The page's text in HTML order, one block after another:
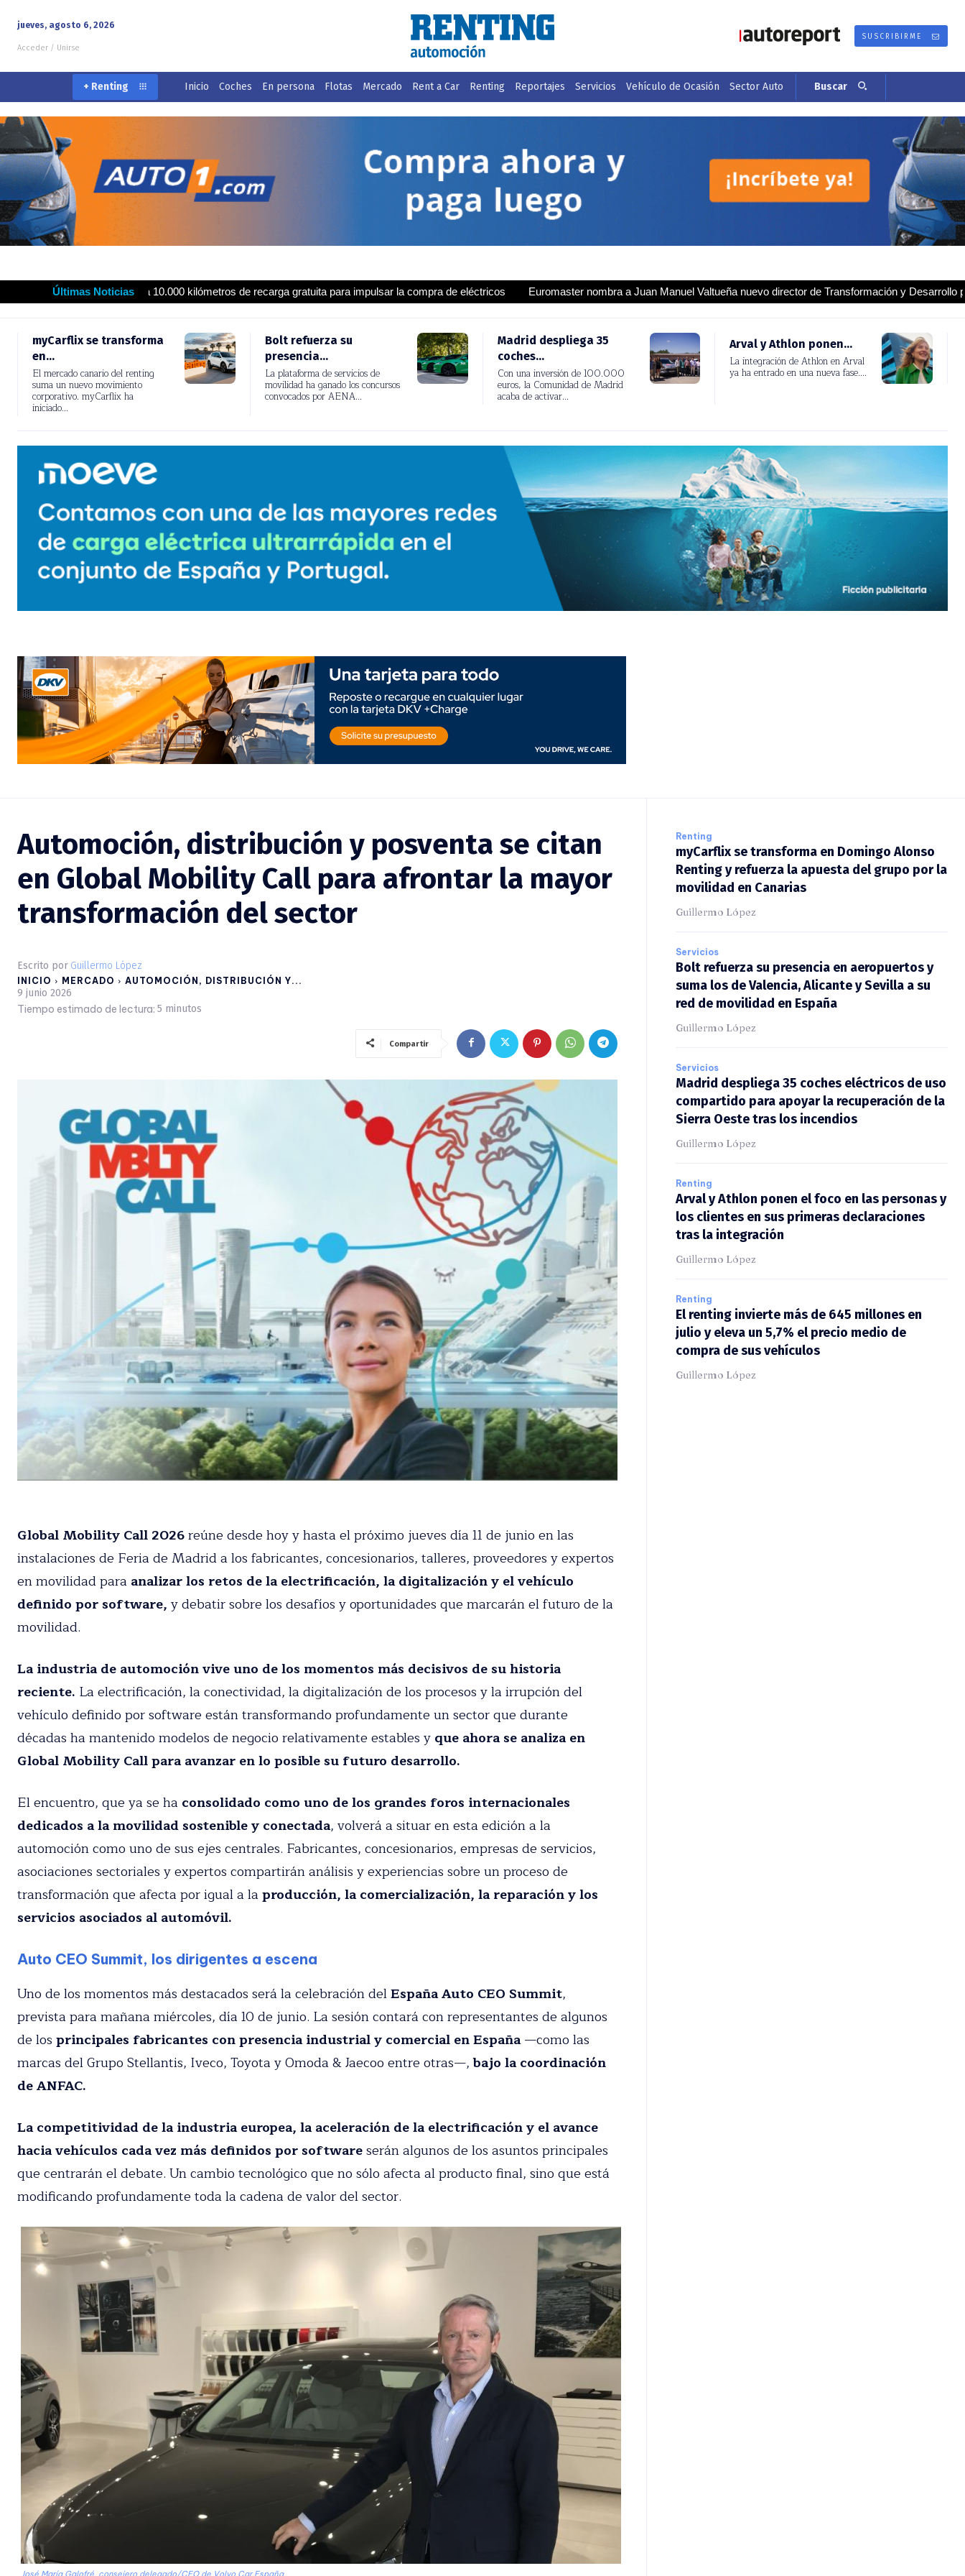
jueves, agosto 6, 2026
Acceder / Unirse
SUSCRIBIRME
+ Renting Inicio Coches En persona Flotas Mercado Rent a Car Renting Reportajes Servicios Vehículo de Ocasión Sector Auto Buscar
Últimas Noticias
ofrecen hasta 10.000 kilómetros de recarga gratuita para impulsar la compra de eléctricos Euromaster nombra a Juan Manuel Valtueña nuevo director de Transformación y Desarrollo para España
myCarflix se transforma
en...
El mercado canario del renting
suma un nuevo movimiento
corporativo. myCarflix ha
iniciado...
Bolt refuerza su
presencia...
La plataforma de servicios de
movilidad ha ganado los concursos
convocados por AENA...
Madrid despliega 35
coches...
Con una inversión de 100.000
euros, la Comunidad de Madrid
acaba de activar...
Arval y Athlon ponen...
La integración de Athlon en Arval
ya ha entrado en una nueva
fase....
Automoción, distribución y posventa se citan
en Global Mobility Call para afrontar la
mayor transformación del sector
Escrito por Guillermo López
INICIO MERCADO AUTOMOCIÓN, DISTRIBUCIÓN Y...
9 junio 2026
Tiempo estimado de lectura: 5 minutos
Compartir
Global Mobility Call 2026reúne desde hoy y hasta el próximo jueves día 11 de junio en las
instalaciones de Feria de Madrid a los fabricantes, concesionarios, talleres, proveedores y
expertos en movilidad paraanalizar los retos de la electrificación, la digitalización y el
vehículo definido por software,y debatir sobre los desafíos y oportunidades que marcarán el
futuro de la movilidad.
La industria de automoción vive uno de los momentos más decisivos de su historia
reciente. La electrificación, la conectividad, la digitalización de los procesos y la irrupción del
vehículo definido por software están transformando profundamente un sector que durante
décadas ha mantenido modelos de negocio relativamente estables y que ahora se analiza en
Global Mobility Call para avanzar en lo posible su futuro desarrollo.
El encuentro, que ya se ha consolidado como uno de los grandes foros internacionales
dedicados a la movilidad sostenible y conectada , volverá a situar en esta edición a la
automoción como uno de sus ejes centrales. Fabricantes, concesionarios, empresas de servicios,
asociaciones sectoriales y expertos compartirán análisis y experiencias sobre un proceso de
transformación que afecta por igual a la producción, la comercialización, la reparación y los
servicios asociados al automóvil.
Auto CEO Summit, los dirigentes a escena
Uno de los momentos más destacados será la celebración del España Auto CEO Summit
prevista para mañana miércoles, día 10 de junio. La sesión contará con representantes de algunos
de los principales fabricantes con presencia industrial y comercial en España —como las
marcas del Grupo Stellantis, Iveco, Toyota y Omoda & Jaecoo entre otras—,bajo la coordinación
de ANFAC.
La competitividad de la industria europea, la aceleración de la electrificación y el avance
hacia vehículos cada vez más definidos por softwareserán algunos de los asuntos principales
que centrarán el debate. Un cambio tecnológico que no sólo afecta al producto final, sino que está
modificando profundamente toda la cadena de valor del sector.
José María Galofré, consejero delegado/CEO de Volvo Car España
Renting
myCarflix se transforma en Domingo Alonso
Renting y refuerza la apuesta del grupo por
la movilidad en Canarias
Guillermo López
Servicios
Bolt refuerza su presencia en aeropuertos y
suma los de Valencia, Alicante y Sevilla a su
red de movilidad en España
Guillermo López
Servicios
Madrid despliega 35 coches eléctricos de
uso compartido para apoyar la recuperación
de la Sierra Oeste tras los incendios
Guillermo López
Renting
Arval y Athlon ponen el foco en las personas
y los clientes en sus primeras declaraciones
tras la integración
Guillermo López
Renting
El renting invierte más de 645 millones en
julio y eleva un 5,7% el precio medio de
compra de sus vehículos
Guillermo López
Suscríbete a nuestro newsletter
Recibe toda la actualidad del motor en tu email.